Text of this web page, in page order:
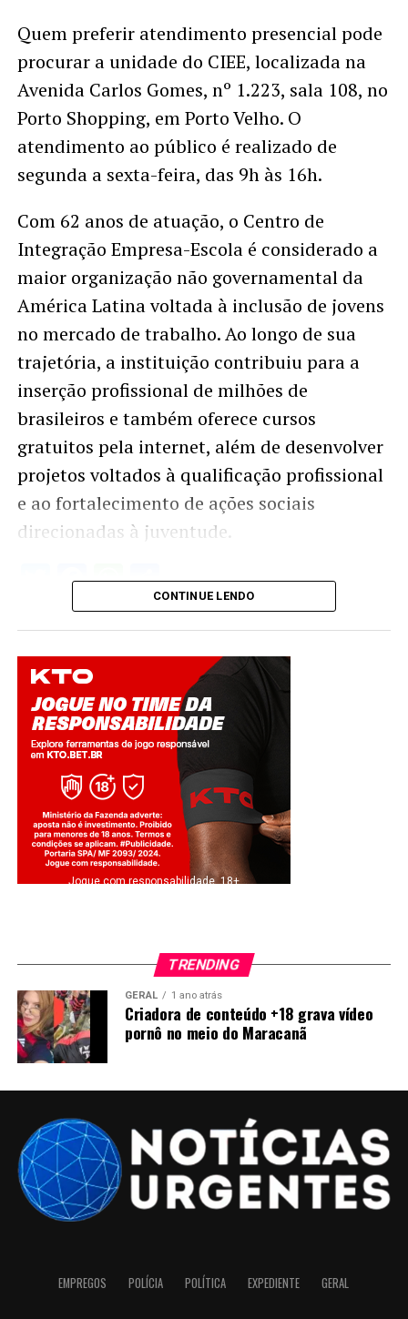
Quem preferir atendimento presencial pode
procurar a unidade do CIEE, localizada na
Avenida Carlos Gomes, nº 1.223, sala 108, no
Porto Shopping, em Porto Velho. O
atendimento ao público é realizado de
segunda a sexta-feira, das 9h às 16h.
Com 62 anos de atuação, o Centro de
Integração Empresa-Escola é considerado a
maior organização não governamental da
América Latina voltada à inclusão de jovens
no mercado de trabalho. Ao longo de sua
trajetória, a instituição contribuiu para a
inserção profissional de milhões de
brasileiros e também oferece cursos
gratuitos pela internet, além de desenvolver
projetos voltados à qualificação profissional
e ao fortalecimento de ações sociais
direcionadas à juventude.
Twitter
Facebook
WhatsApp
Share
CONTINUE LENDO
Jogue com responsabilidade. 18+
TRENDING
GERAL 1 ano atrás
Criadora de conteúdo +18 grava vídeo
pornô no meio do Maracanã
EMPREGOS POLÍCIA POLÍTICA EXPEDIENTE GERAL